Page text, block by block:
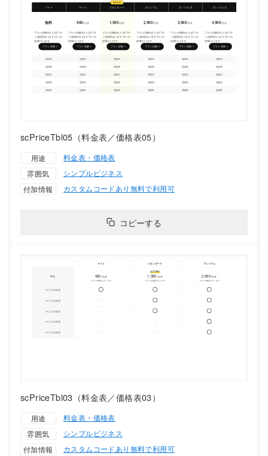
scPriceTbl05（料金表／価格表05）
用途
料金表・価格表
雰囲気
シンプルビジネス
付加情報
カスタムコードあり 無料で利用可
コピーする
scPriceTbl03（料金表／価格表03）
用途
料金表・価格表
雰囲気
シンプルビジネス
付加情報
カスタムコードあり 無料で利用可